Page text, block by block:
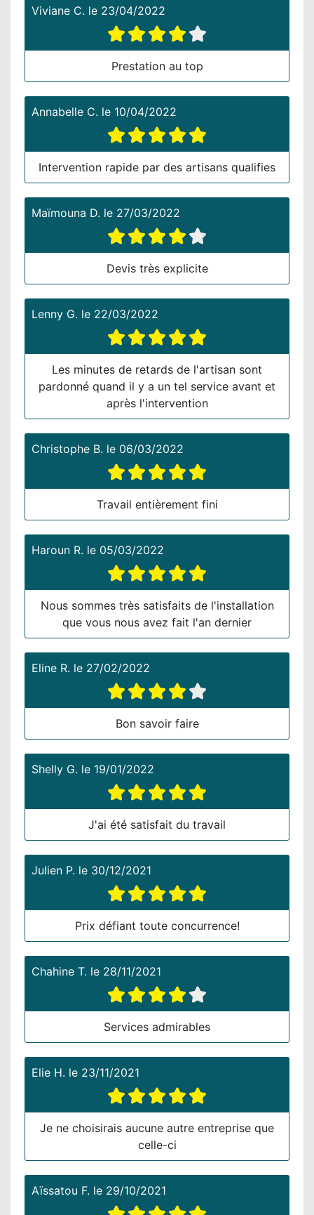
Viviane C. le 23/04/2022
Prestation au top
Annabelle C. le 10/04/2022
Intervention rapide par des artisans qualifies
Maïmouna D. le 27/03/2022
Devis très explicite
Lenny G. le 22/03/2022
Les minutes de retards de l'artisan sont
pardonné quand il y a un tel service avant et
après l'intervention
Christophe B. le 06/03/2022
Travail entièrement fini
Haroun R. le 05/03/2022
Nous sommes très satisfaits de l'installation
que vous nous avez fait l'an dernier
Eline R. le 27/02/2022
Bon savoir faire
Shelly G. le 19/01/2022
J'ai été satisfait du travail
Julien P. le 30/12/2021
Prix défiant toute concurrence!
Chahine T. le 28/11/2021
Services admirables
Elie H. le 23/11/2021
Je ne choisirais aucune autre entreprise que
celle-ci
Aïssatou F. le 29/10/2021